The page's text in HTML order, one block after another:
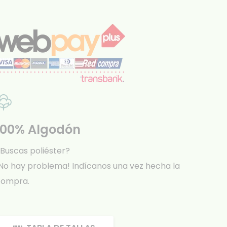
Algodón
poliéster?
hay problema! Indícanos una vez hecha la